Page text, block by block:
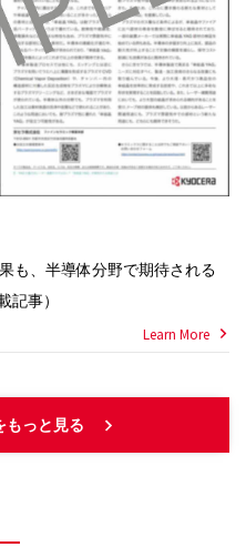
も、半導体分野で期待される
記事）
Learn More
もっと見る